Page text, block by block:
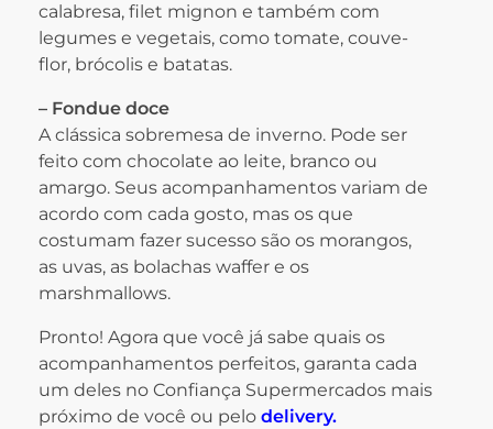
calabresa, filet mignon e também com
legumes e vegetais, como tomate, couve-
flor, brócolis e batatas.
– Fondue doce
A clássica sobremesa de inverno. Pode ser
feito com chocolate ao leite, branco ou
amargo. Seus acompanhamentos variam de
acordo com cada gosto, mas os que
costumam fazer sucesso são os morangos,
as uvas, as bolachas waffer e os
marshmallows.
Pronto! Agora que você já sabe quais os
acompanhamentos perfeitos, garanta cada
um deles no Confiança Supermercados mais
próximo de você ou pelo delivery.